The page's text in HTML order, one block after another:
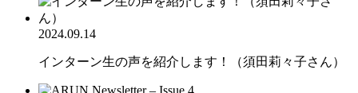
2024.09.14
インターン生の声を紹介します！（須田莉々子さん）